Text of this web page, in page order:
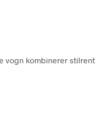
vogn kombinerer stilrent